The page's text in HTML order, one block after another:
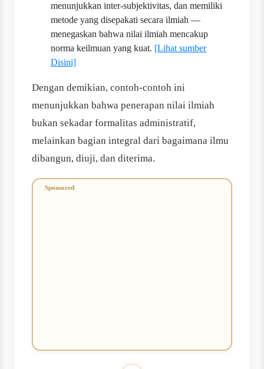
menunjukkan inter‐subjektivitas, dan memiliki
metode yang disepakati secara ilmiah —
menegaskan bahwa nilai ilmiah mencakup
norma keilmuan yang kuat. [Lihat sumber
Disini]
Dengan demikian, contoh-contoh ini
menunjukkan bahwa penerapan nilai ilmiah
bukan sekadar formalitas administratif,
melainkan bagian integral dari bagaimana ilmu
dibangun, diuji, dan diterima.